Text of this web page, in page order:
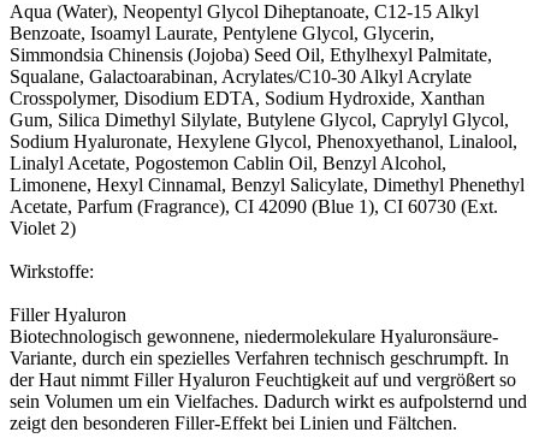
Aqua (Water), Neopentyl Glycol Diheptanoate, C12-15 Alkyl
Benzoate, Isoamyl Laurate, Pentylene Glycol, Glycerin,
Simmondsia Chinensis (Jojoba) Seed Oil, Ethylhexyl Palmitate,
Squalane, Galactoarabinan, Acrylates/C10-30 Alkyl Acrylate
Crosspolymer, Disodium EDTA, Sodium Hydroxide, Xanthan
Gum, Silica Dimethyl Silylate, Butylene Glycol, Caprylyl Glycol,
Sodium Hyaluronate, Hexylene Glycol, Phenoxyethanol, Linalool,
Linalyl Acetate, Pogostemon Cablin Oil, Benzyl Alcohol,
Limonene, Hexyl Cinnamal, Benzyl Salicylate, Dimethyl Phenethyl
Acetate, Parfum (Fragrance), CI 42090 (Blue 1), CI 60730 (Ext.
Violet 2)
Wirkstoffe:
Filler Hyaluron
Biotechnologisch gewonnene, niedermolekulare Hyaluronsäure-
Variante, durch ein spezielles Verfahren technisch geschrumpft. In
der Haut nimmt Filler Hyaluron Feuchtigkeit auf und vergrößert so
sein Volumen um ein Vielfaches. Dadurch wirkt es aufpolsternd und
zeigt den besonderen Filler-Effekt bei Linien und Fältchen.